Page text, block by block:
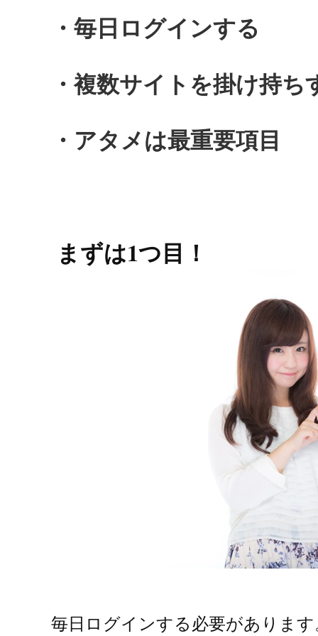
・毎日ログインする
・複数サイトを掛け持ち
・アタメは最重要項目
まずは1つ目！
毎日ログインする必要がありま